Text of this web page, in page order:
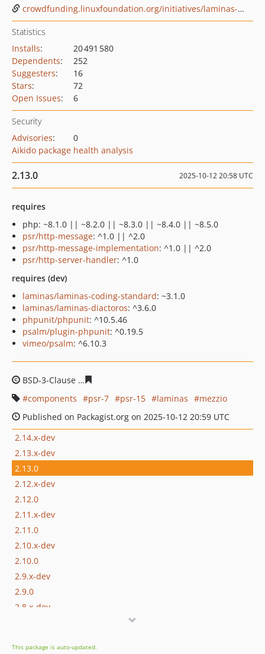
crowdfunding.linuxfoundation.org/initiatives/laminas-project
Statistics
Installs:
20 491 580
Dependents:
252
Suggesters:
16
Stars:
72
Open Issues: 6
Security
Advisories:
0
Aikido package health analysis
2.13.0 2025-10-12 20:58 UTC
requires
php: ~8.1.0 || ~8.2.0 || ~8.3.0 || ~8.4.0 || ~8.5.0
psr/http-message: ^1.0 || ^2.0
psr/http-message-implementation: ^1.0 || ^2.0
psr/http-server-handler: ^1.0
requires (dev)
laminas/laminas-coding-standard: ~3.1.0
laminas/laminas-diactoros: ^3.6.0
phpunit/phpunit: ^10.5.46
psalm/plugin-phpunit: ^0.19.5
vimeo/psalm: ^6.10.3
BSD-3-Clause
components
psr-7 psr-15 laminas
mezzio
Published on Packagist.org on 2025-10-12 20:59 UTC
2.14.x-dev
2.13.x-dev
2.13.0
2.12.x-dev
2.12.0
2.11.x-dev
2.11.0
2.10.x-dev
2.10.0
2.9.x-dev
2.9.0
2.8.x-dev
This package is auto-updated.